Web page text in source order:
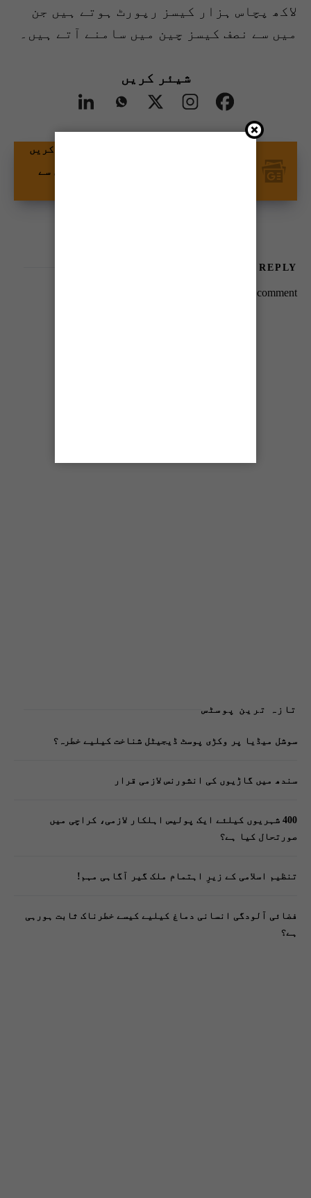
لاکھ پچاس ہزار کیسز رپورٹ ہوتے ہیں جن
میں سے نصف کیسز چین میں سامنے آتے ہیں۔
شیئر کریں
گوگل نیوز پر ٹائمز آف کراچی کو فالو کریں
اور اپنی پسندیدہ مواد کو زیادہ تیزی سے
LEAVE A REPLY
to post a comment.
تازہ ترین پوسٹس
سوشل میڈیا پر وکڑی پوسٹ ڈیجیٹل شناخت کیلیے خطرہ؟
سندھ میں گاڑیوں کی انشورنس لازمی قرار
400 شہریوں کیلئے ایک پولیس اہلکار لازمی، کراچی میں
صورتحال کیا ہے؟
تنظیم اسلامی کے زیرِ اہتمام ملک گیر آگاہی مہم!
فضائی آلودگی انسانی دماغ کیلیے کیسے خطرناک ثابت ہورہی
ہے؟